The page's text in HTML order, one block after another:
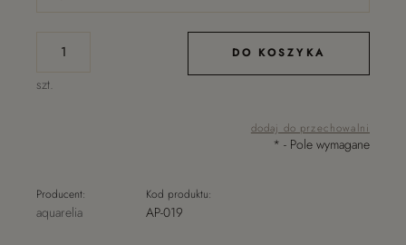
szt.
DO KOSZYKA
dodaj do przechowalni
* - Pole wymagane
Producent:
aquarelia
Kod produktu:
AP-019